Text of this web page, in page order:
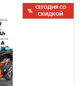
СЕГОДНЯ СО
СКИДКОЙ